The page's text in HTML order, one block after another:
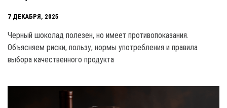
7 ДЕКАБРЯ, 2025
Черный шоколад полезен, но имеет противопоказания.
Объясняем риски, пользу, нормы употребления и правила
выбора качественного продукта